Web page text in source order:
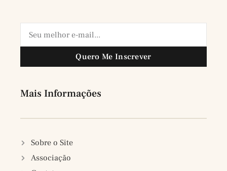
Quero Me Inscrever
Mais Informações
Sobre o Site
Associação